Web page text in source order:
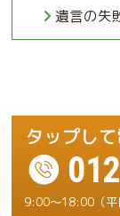
遺言の失
9:00～18:00（平